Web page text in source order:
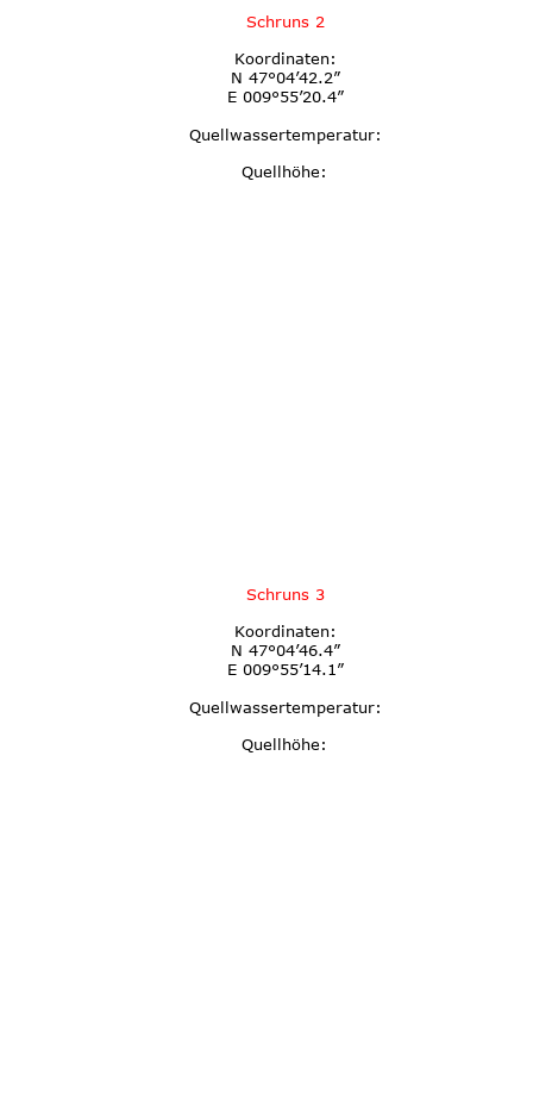
Schruns 2
Koordinaten:
N 47°04’42.2”
E 009°55’20.4”
Quellwassertemperatur:
Quellhöhe:
Schruns 3
Koordinaten:
N 47°04’46.4”
E 009°55’14.1”
Quellwassertemperatur:
Quellhöhe: